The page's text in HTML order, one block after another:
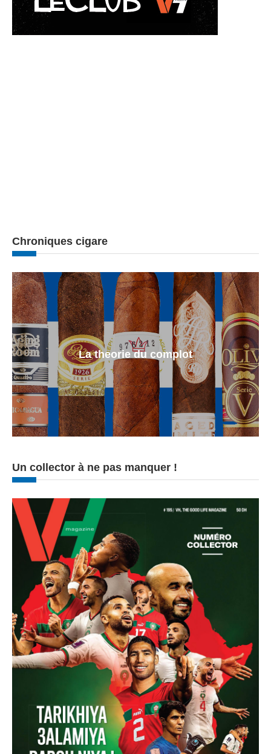
Chroniques cigare
La theorie du complot
Un collector à ne pas manquer !